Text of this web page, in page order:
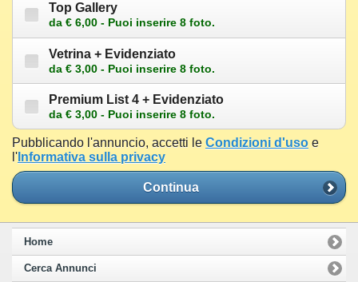
Top Gallery
da € 6,00 - Puoi inserire 8 foto.
Vetrina + Evidenziato
da € 3,00 - Puoi inserire 8 foto.
Premium List 4 + Evidenziato
da € 3,00 - Puoi inserire 8 foto.
Pubblicando l'annuncio, accetti le Condizioni d'uso e
l' Informativa sulla privacy
Continua
Home
Cerca Annunci